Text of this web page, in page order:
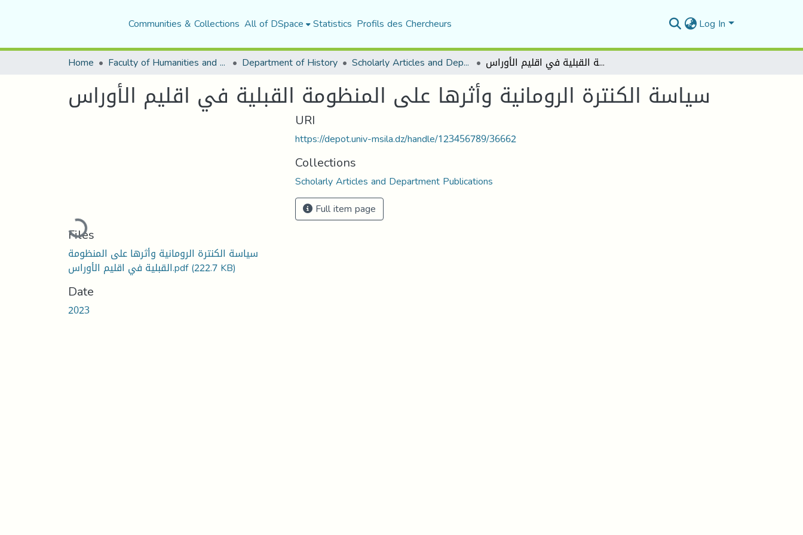
Communities & Collections All of DSpace Statistics Profils des Chercheurs Log In
Home Faculty of Humanities and Social Sciences Department of History Scholarly Articles and Department Publications سياسة الكنترة الرومانية وأثرها على المنظومة القبلية في اقليم الأوراس
سياسة الكنترة الرومانية وأثرها على المنظومة القبلية في اقليم الأوراس
Loading...
Files
سياسة الكنترة الرومانية وأثرها على المنظومة
القبلية في اقليم الأوراس.pdf(222.7 KB)
Date
2023
URI
https://depot.univ-msila.dz/handle/123456789/36662
Collections
Scholarly Articles and Department Publications
Full item page